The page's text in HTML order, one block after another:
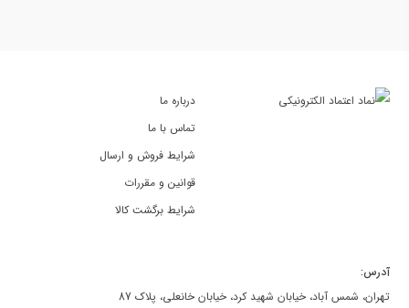
درباره ما
تماس با ما
شرایط فروش و ارسال
قوانین و مقررات
شرایط برگشت کالا
آدرس:
تهران، شمس آباد، خیابان شهید کرد، خیابان خانعلی، پلاک 87